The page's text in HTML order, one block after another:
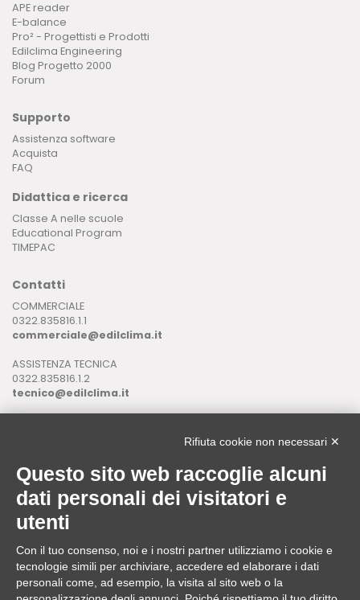
APE reader
E-balance
Pro² - Progettisti e Prodotti
Edilclima Engineering
Blog Progetto 2000
Forum
Supporto
Assistenza software
Acquista
FAQ
Didattica e ricerca
Classe A nelle scuole
Educational Program
TIMEPAC
Contatti
COMMERCIALE
0322.835816.1.1
commerciale@edilclima.it
ASSISTENZA TECNICA
0322.835816.1.2
tecnico@edilclima.it
Download
Application Manager
Brochure
ASSISTENZA REMOTA
da utilizzare solo su richiesta di un operatore Edilclima
Rifiuta cookie non necessari ✕
Questo sito web raccoglie alcuni
dati personali dei visitatori e
utenti
Con il tuo consenso, noi e i nostri partner utilizziamo i cookie e
tecnologie simili per archiviare, accedere ed elaborare i dati
personali come, ad esempio, la visita al sito web o la